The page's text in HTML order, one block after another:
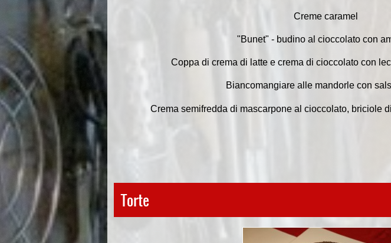
Creme caramel
"Bunet" - budino al cioccolato con
Coppa di crema di latte e crema di cioccolato con
Biancomangiare alle mandorle con
Crema semifredda di mascarpone al cioccolato, briciole
Torte